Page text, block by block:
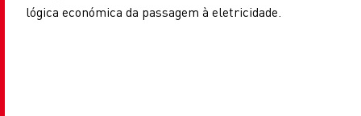
lógica económica da passagem à eletricidade.